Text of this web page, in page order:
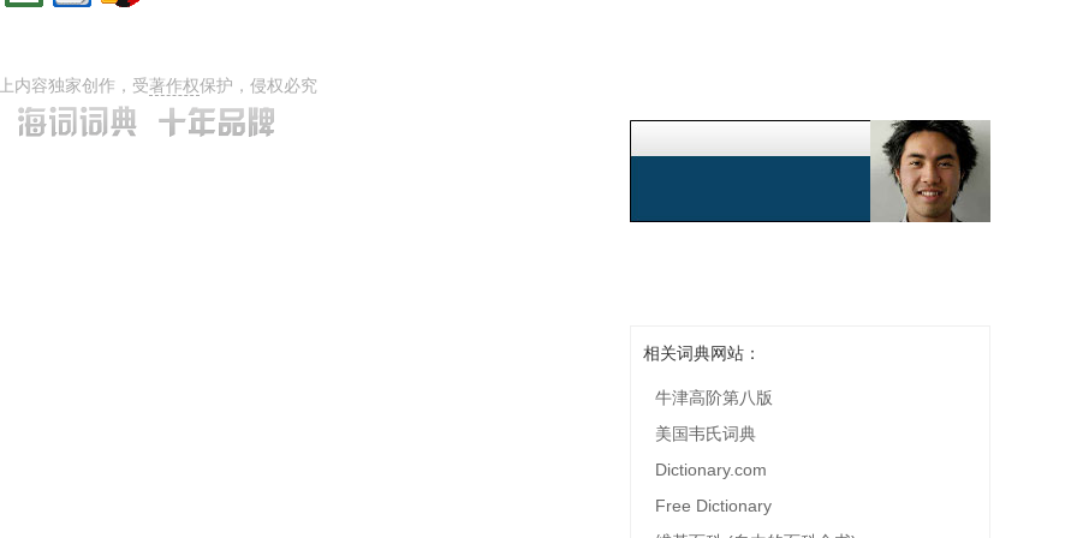
内容独家创作，受著作权保护，侵权必究
相关词典网站：
牛津高阶第八版
美国韦氏词典
Dictionary.com
Free Dictionary